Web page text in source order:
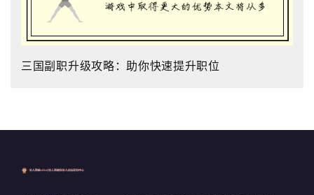
三国副职升级攻略：助你快速提升职位